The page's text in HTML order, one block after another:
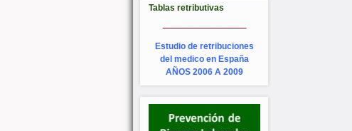
Tablas retributivas
Estudio de retribuciones
del medico en España
AÑOS 2006 A 2009